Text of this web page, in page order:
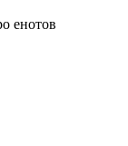
енотов